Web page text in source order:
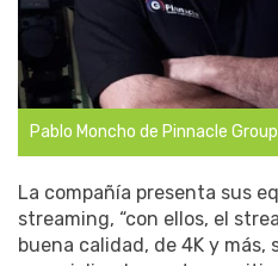
Pablo Moncho de Pinnacle Group
La compañía presenta sus
streaming, “con ellos, el
buena calidad, de 4K y más,